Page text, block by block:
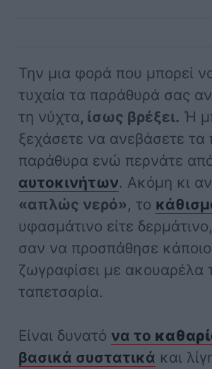
Την μια φορά που μπορεί
τυχαία τα παράθυρά σας
τη νύχτα, ίσως βρέξει. Ή
ξεχάσετε να ανεβάσετε τα
παράθυρα ενώ περνάτε
αυτοκινήτων. Ακόμη κι αν
«απλώς νερό», το
υφασμάτινο είτε
σαν να προσπάθησε
ζωγραφίσει με ακουαρέλα
ταπετσαρία.
Είναι δυνατό να το
βασικά συστατικά και